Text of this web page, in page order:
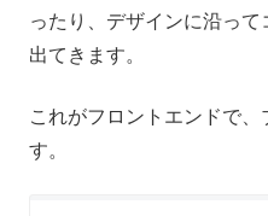
ったり、デザインに沿っ
出てきます。
これがフロントエンドで
す。